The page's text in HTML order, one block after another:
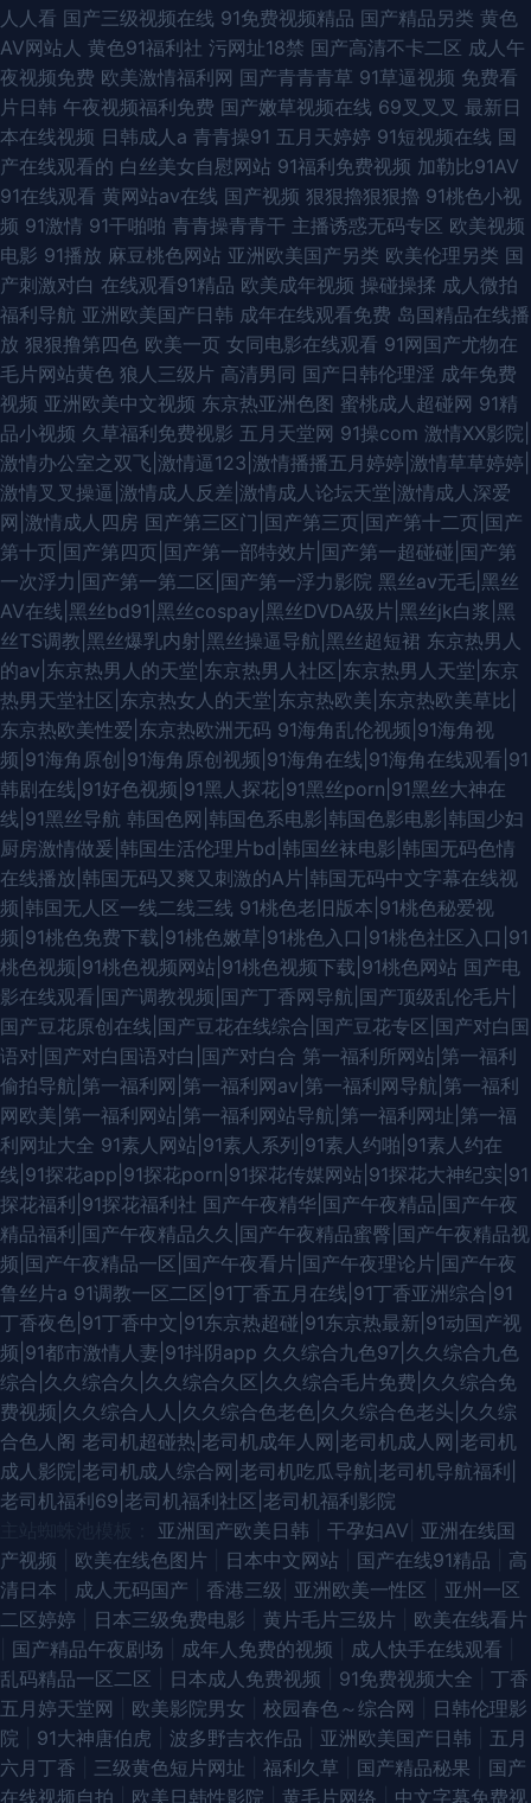
人人看 国产三级视频在线 91免费视频精品 国产精品另类 黄色
AV网站人 黄色91福利社 污网址18禁 国产高清不卡二区 成人午
夜视频免费 欧美激情福利网 国产青青青草 91草逼视频 免费看
片日韩 午夜视频福利免费 国产嫩草视频在线 69叉叉叉 最新日
本在线视频 日韩成人a 青青操91 五月天婷婷 91短视频在线 国
产在线观看的 白丝美女自慰网站 91福利免费视频 加勒比91AV
91在线观看 黄网站av在线 国产视频 狠狠擼狠狠擼 91桃色小视
频 91激情 91干啪啪 青青操青青干 主播诱惑无码专区 欧美视频
电影 91播放 麻豆桃色网站 亚洲欧美国产另类 欧美伦理另类 国
产刺激对白 在线观看91精品 欧美成年视频 操碰操揉 成人微拍
福利导航 亚洲欧美国产日韩 成年在线观看免费 岛国精品在线播
放 狠狠撸第四色 欧美一页 女同电影在线观看 91网国产尤物在
毛片网站黄色 狼人三级片 高清男同 国产日韩伦理淫 成年免费
视频 亚洲欧美中文视频 东京热亚洲色图 蜜桃成人超碰网 91精
品小视频 久草福利免费视影 五月天堂网 91操com 激情XX影院|
激情办公室之双飞|激情逼123|激情播播五月婷婷|激情草草婷婷|
激情叉叉操逼|激情成人反差|激情成人论坛天堂|激情成人深爱
网|激情成人四房 国产第三区门|国产第三页|国产第十二页|国产
第十页|国产第四页|国产第一部特效片|国产第一超碰碰|国产第
一次浮力|国产第一第二区|国产第一浮力影院 黑丝av无毛|黑丝
AV在线|黑丝bd91|黑丝cospay|黑丝DVDA级片|黑丝jk白浆|黑
丝TS调教|黑丝爆乳内射|黑丝操逼导航|黑丝超短裙 东京热男人
的av|东京热男人的天堂|东京热男人社区|东京热男人天堂|东京
热男天堂社区|东京热女人的天堂|东京热欧美|东京热欧美草比|
东京热欧美性爱|东京热欧洲无码 91海角乱伦视频|91海角视
频|91海角原创|91海角原创视频|91海角在线|91海角在线观看|91
韩剧在线|91好色视频|91黑人探花|91黑丝porn|91黑丝大神在
线|91黑丝导航 韩国色网|韩国色系电影|韩国色影电影|韩国少妇
厨房激情做爰|韩国生活伦理片bd|韩国丝袜电影|韩国无码色情
在线播放|韩国无码又爽又刺激的A片|韩国无码中文字幕在线视
频|韩国无人区一线二线三线 91桃色老旧版本|91桃色秘爱视
频|91桃色免费下载|91桃色嫩草|91桃色入口|91桃色社区入口|91
桃色视频|91桃色视频网站|91桃色视频下载|91桃色网站 国产电
影在线观看|国产调教视频|国产丁香网导航|国产顶级乱伦毛片|
国产豆花原创在线|国产豆花在线综合|国产豆花专区|国产对白国
语对|国产对白国语对白|国产对白合 第一福利所网站|第一福利
偷拍导航|第一福利网|第一福利网av|第一福利网导航|第一福利
网欧美|第一福利网站|第一福利网站导航|第一福利网址|第一福
利网址大全 91素人网站|91素人系列|91素人约啪|91素人约在
线|91探花app|91探花porn|91探花传媒网站|91探花大神纪实|91
探花福利|91探花福利社 国产午夜精华|国产午夜精品|国产午夜
精品福利|国产午夜精品久久|国产午夜精品蜜臀|国产午夜精品视
频|国产午夜精品一区|国产午夜看片|国产午夜理论片|国产午夜
鲁丝片a 91调教一区二区|91丁香五月在线|91丁香亚洲综合|91
丁香夜色|91丁香中文|91东京热超碰|91东京热最新|91动国产视
频|91都市激情人妻|91抖阴app 久久综合九色97|久久综合九色
综合|久久综合久|久久综合久区|久久综合毛片免费|久久综合免
费视频|久久综合人人|久久综合色老色|久久综合色老头|久久综
合色人阁 老司机超碰热|老司机成年人网|老司机成人网|老司机
成人影院|老司机成人综合网|老司机吃瓜导航|老司机导航福利|
老司机福利69|老司机福利社区|老司机福利影院
亚洲国产欧美日韩 干孕妇AV 亚洲在线国
产视频
欧美在线色图片 日本中文网站 国产在线91精品
高
清日本
成人无码国产 香港三级 亚洲欧美一性区
亚州一区
二区婷婷
日本三级免费电影 黄片毛片三级片
欧美在线看片
国产精品午夜剧场 成年人免费的视频 成人快手在线观看
乱码精品一区二区
日本成人免费视频 91免费视频大全
丁香
五月婷天堂网
欧美影院男女 校园春色～综合网
日韩伦理影
院
91大神唐伯虎 波多野吉衣作品 亚洲欧美国产日韩
五月
六月丁香
三级黄色短片网址 福利久草 国产精品秘果
国产
在线视频自拍
欧美日韩性影院 黄毛片网络 中文字幕免费视